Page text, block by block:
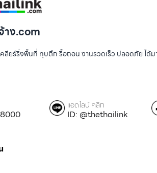
าง.com
ลียร์ริ่งพื้นที่ ทุบตึก รื้อถอน งานรวดเร็ว ปลอดภัย ได้ม
แอดไลน์ คลิก
ID: @thethailink